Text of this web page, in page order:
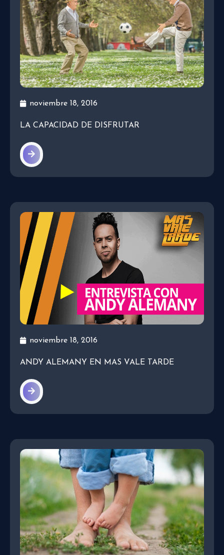
noviembre 18, 2016
LA CAPACIDAD DE DISFRUTAR
noviembre 18, 2016
ANDY ALEMANY EN MAS VALE TARDE